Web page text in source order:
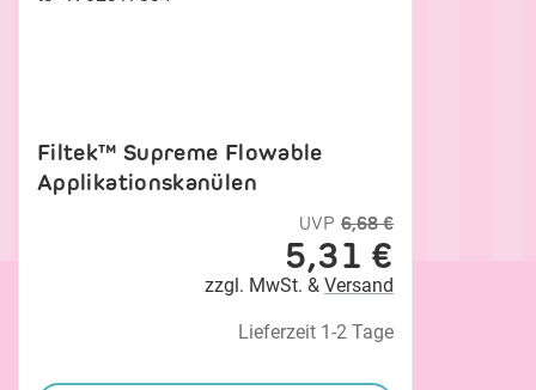
Filtek™ Supreme Flowable
Applikationskanülen
UVP 6,68 €
5,31 €
zzgl. MwSt. &Versand
Lieferzeit 1-2 Tage